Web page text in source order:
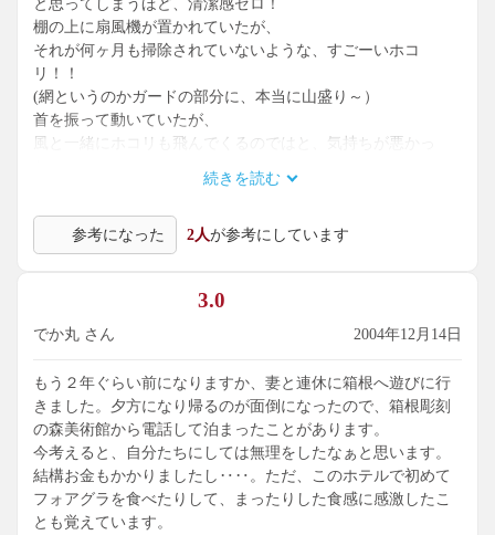
と思ってしまうほど、清潔感ゼロ！
棚の上に扇風機が置かれていたが、
それが何ヶ月も掃除されていないような、すごーいホコ
リ！！
(網というのかガードの部分に、本当に山盛り～）
首を振って動いていたが、
風と一緒にホコリも飛んでくるのではと、気持ちが悪かっ
その後ろの壁も同じようにホコリが有るし...。
露天風呂はにごり湯で良い感じだが、
屋根のすき間からポタポタ水がたれてきて、
どの場所に移動しても、頭や肩に当たって落ち着かない。
洗い場も古さそのまま、鏡も汚れで汚い。
古い事はしょうがないと思うが、古いなりに
温泉を楽しみで行ったけど、気持ち悪くて
一回のみの入浴。
浴場は最悪だったが、朝食はとても良かった！
自家製のジャムやみかんジュースが付いていて、
パンにリゾットなど、どれも美味しかった。
続きを読む
参考になった 2人が参考にしています
3.0
でか丸 さん 2004年12月14日
もう２年ぐらい前になりますか、妻と連休に箱根へ遊びに行
きました。夕方になり帰るのが面倒になったので、箱根彫刻
の森美術館から電話して泊まったことがあります。
今考えると、自分たちにしては無理をしたなぁと思います。
結構お金もかかりましたし‥‥。ただ、このホテルで初めて
フォアグラを食べたりして、まったりした食感に感激したこ
とも覚えています。